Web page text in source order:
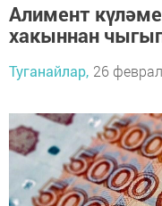
Алимент
хакыннан
Туганайлар, 26